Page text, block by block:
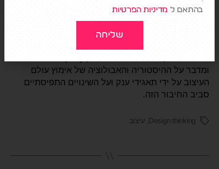
המלצת קריאה נוספת:"מדוע אמריקה התאגידית
ומדבר על ההיסטוריה והאבולוציה של אימוץ עולם
העיצוב על ידי תאגידי ענק ועל השינויים התפיסתיים
סביב החיבור הזה.
Design thinking
, עיצוב
בהתאם ל מדיניות הפרטיות
שליחה